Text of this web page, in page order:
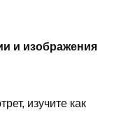
и изображения
изучите как